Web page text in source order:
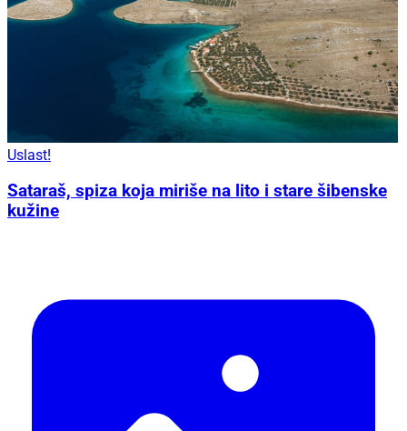
Uslast!
Sataraš, spiza koja miriše na lito i stare šibenske
kužine